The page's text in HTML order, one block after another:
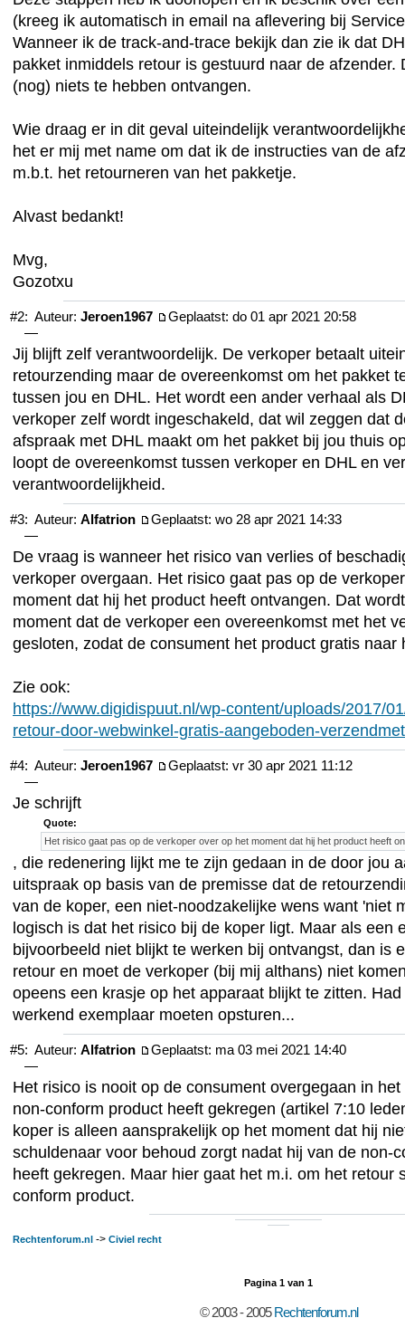
(kreeg ik automatisch in email na aflevering bij
Wanneer ik de track-and-trace bekijk dan zie ik dat
pakket inmiddels retour is gestuurd naar de afzender.
(nog) niets te hebben ontvangen.
Wie draag er in dit geval uiteindelijk
het er mij met name om dat ik de instructies van de
m.b.t. het retourneren van het pakketje.
Alvast bedankt!
Mvg,
Gozotxu
#2: Auteur: Jeroen1967
Geplaatst: do 01 apr 2021 20:58
—
Jij blijft zelf verantwoordelijk. De verkoper betaalt
retourzending maar de overeenkomst om het pakket
tussen jou en DHL. Het wordt een ander verhaal als
verkoper zelf wordt ingeschakeld, dat wil zeggen dat
afspraak met DHL maakt om het pakket bij jou thuis
loopt de overeenkomst tussen verkoper en DHL en
verantwoordelijkheid.
#3: Auteur: Alfatrion
Geplaatst: wo 28 apr 2021 14:33
—
De vraag is wanneer het risico van verlies of
verkoper overgaan. Het risico gaat pas op de
moment dat hij het product heeft ontvangen. Dat
moment dat de verkoper een overeenkomst met het
gesloten, zodat de consument het product gratis naar
Zie ook:
https://www.digidispuut.nl/wp-content/uploads/2017/
retour-door-webwinkel-gratis-aangeboden-
#4: Auteur: Jeroen1967
Geplaatst: vr 30 apr 2021 11:12
—
Je schrijft
Quote:
Het risico gaat pas op de verkoper over op het moment dat hij het product heeft
, die redenering lijkt me te zijn gedaan in de door jou
uitspraak op basis van de premisse dat de
van de koper, een niet-noodzakelijke wens want 'niet
logisch is dat het risico bij de koper ligt. Maar als een
bijvoorbeeld niet blijkt te werken bij ontvangst, dan is
retour en moet de verkoper (bij mij althans) niet
opeens een krasje op het apparaat blijkt te zitten.
werkend exemplaar moeten opsturen...
#5: Auteur: Alfatrion
Geplaatst: ma 03 mei 2021 14:40
—
Het risico is nooit op de consument overgegaan in
non-conform product heeft gekregen (artikel 7:10
koper is alleen aansprakelijk op het moment dat hij
schuldenaar voor behoud zorgt nadat hij van de non-
heeft gekregen. Maar hier gaat het m.i. om het retour
conform product.
Rechtenforum.nl -> Civiel recht
Pagina 1 van 1
© 2003 - 2005 Rechtenforum.nl